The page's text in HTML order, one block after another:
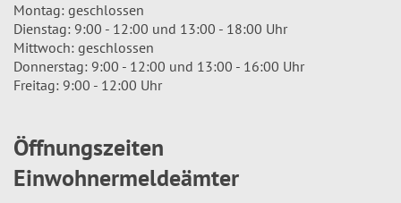
Montag: geschlossen
Dienstag: 9:00 - 12:00 und 13:00 - 18:00 Uhr
Mittwoch: geschlossen
Donnerstag: 9:00 - 12:00 und 13:00 - 16:00 Uhr
Freitag: 9:00 - 12:00 Uhr
Öffnungszeiten
Einwohnermeldeämter